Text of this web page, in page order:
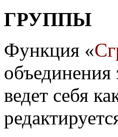
ГРУППЫ
Функция «
объединения
ведет себя